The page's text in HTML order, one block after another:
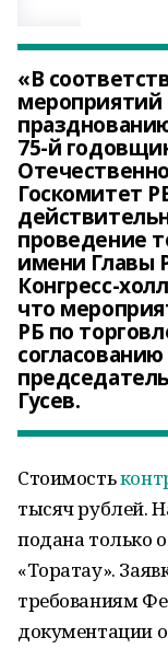
«В
мероприятий
75-й
Госкомитет
проведение
имени Главы
Конгресс-
что
РБ по
Гусев.
Стоимость
тысяч рублей.
подана только
«Торатау».
требованиям
документации